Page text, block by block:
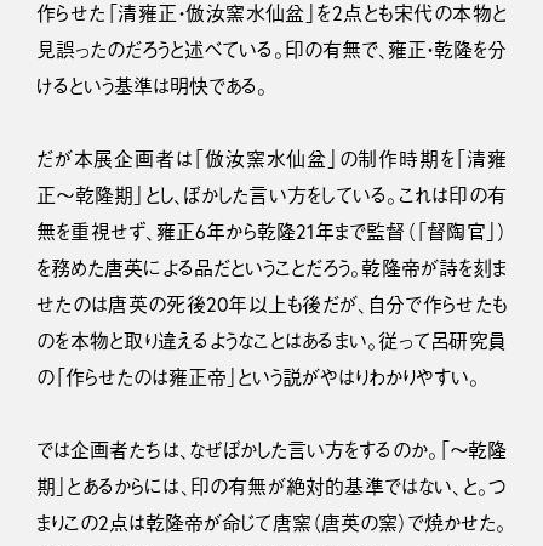
作らせた「清雍正・倣汝窯水仙盆」を2点とも宋代の本物と
見誤ったのだろうと述べている。印の有無で、雍正・乾隆を分
けるという基準は明快である。
だが本展企画者は「倣汝窯水仙盆」の制作時期を「清雍
正〜乾隆期」とし、ぼかした言い方をしている。これは印の有
無を重視せず、雍正6年から乾隆21年まで監督（「督陶官」）
を務めた唐英による品だということだろう。乾隆帝が詩を刻ま
せたのは唐英の死後20年以上も後だが、自分で作らせたも
のを本物と取り違えるようなことはあるまい。従って呂研究員
の「作らせたのは雍正帝」という説がやはりわかりやすい。
では企画者たちは、なぜぼかした言い方をするのか。「〜乾隆
期」とあるからには、印の有無が絶対的基準ではない、と。つ
まりこの2点は乾隆帝が命じて唐窯（唐英の窯）で焼かせた。